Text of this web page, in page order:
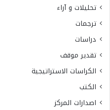
تحليلات و آراء
ترجمات
دراسات
تقدير موقف
الكراسات الاستراتيجية
الكتب
اصدارات المركز